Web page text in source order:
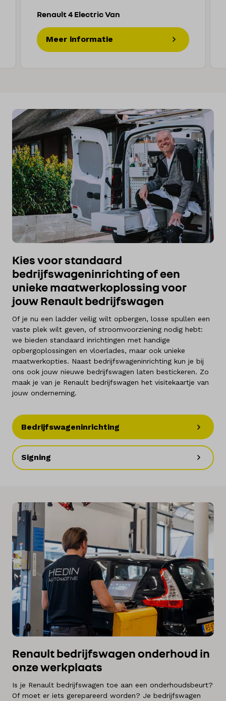
Renault 4 Electric Van
Meer informatie
Kies voor standaard
bedrijfswageninrichting of een
unieke maatwerkoplossing voor
jouw Renault bedrijfswagen
Of je nu een ladder veilig wilt opbergen, losse spullen een
vaste plek wilt geven, of stroomvoorziening nodig hebt:
we bieden standaard inrichtingen met handige
opbergoplossingen en vloerlades, maar ook unieke
maatwerkopties. Naast bedrijfswageninrichting kun je bij
ons ook jouw nieuwe bedrijfswagen laten bestickeren. Zo
maak je van je Renault bedrijfswagen het visitekaartje van
jouw onderneming.
Bedrijfswageninrichting
Signing
Renault bedrijfswagen onderhoud in
onze werkplaats
Is je Renault bedrijfswagen toe aan een onderhoudsbeurt?
Of moet er iets gerepareerd worden? Je bedrijfswagen